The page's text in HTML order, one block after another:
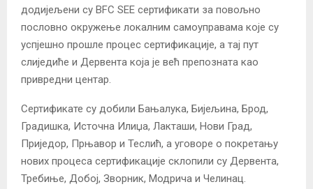
додијељени су BFC SEE сертификати за повољно
пословно окружење локалним самоуправама које су
успјешно прошле процес сертификације, а тај пут
слиједиће и Дервента која је већ препозната као
привредни центар.
Сертификате су добили Бањалука, Бијељина, Брод,
Градишка, Источна Илиџа, Лакташи, Нови Град,
Приједор, Прњавор и Теслић, а уговоре о покретању
нових процеса сертификације склопили су Дервента,
Требиње, Добој, Зворник, Модрича и Челинац.